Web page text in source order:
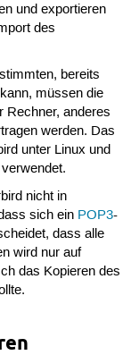
und exportieren
des
bereits
müssen die
Rechner, anderes
werden. Das
unter Linux und
nicht in
sich ein POP3-
dass alle
wird nur auf
das Kopieren des